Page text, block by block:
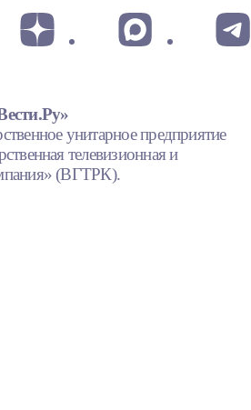
унитарное предприятие
телевизионная и
(ВГТРК).